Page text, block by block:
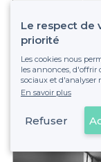
Le respect de
priorité
Les cookies nous
les annonces, d'offrir
sociaux et d'analyser
En savoir plus
Refuser